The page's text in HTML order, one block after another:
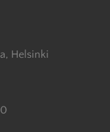
Helsinki